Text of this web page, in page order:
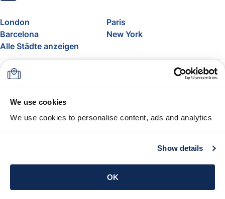
We use cookies
We use cookies to personalise content, ads and analytics
Show details
OK
London
Paris
Barcelona
New York
Alle Städte anzeigen
Über uns
FAQ
Support
Blog
Freigepäck bei Airlines
Die Stasher-Garantie
AGB
App holen